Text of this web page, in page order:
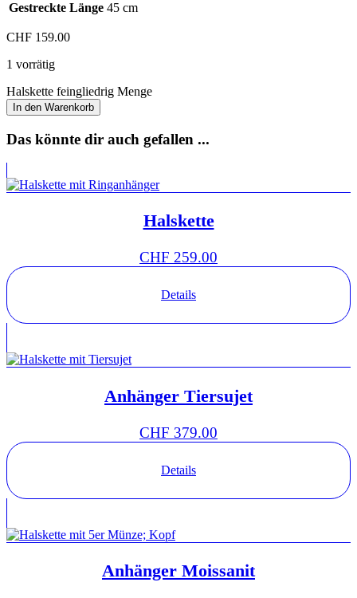
Gestreckte Länge 45 cm
CHF 159.00
1 vorrätig
Halskette feingliedrig Menge
In den Warenkorb
Das könnte dir auch gefallen ...
Halskette
CHF 259.00
Details
Anhänger Tiersujet
CHF 379.00
Details
Anhänger Moissanit